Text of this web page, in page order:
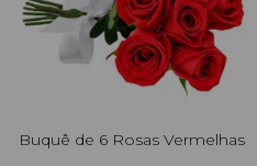
Buquê de 6 Rosas Vermelhas